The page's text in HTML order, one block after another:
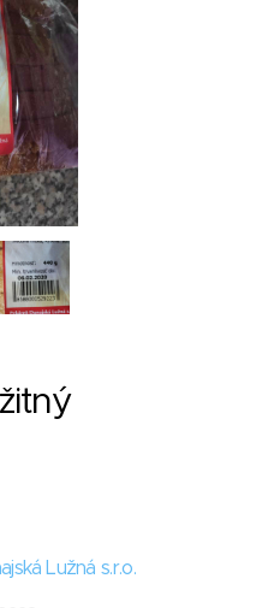
Lužná s.r.o.